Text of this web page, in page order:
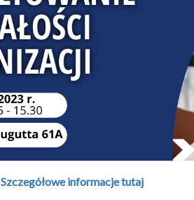
Szczegółowe informacje tutaj